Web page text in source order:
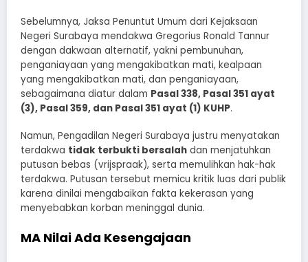
Sebelumnya, Jaksa Penuntut Umum dari Kejaksaan
Negeri Surabaya mendakwa Gregorius Ronald Tannur
dengan dakwaan alternatif, yakni pembunuhan,
penganiayaan yang mengakibatkan mati, kealpaan
yang mengakibatkan mati, dan penganiayaan,
sebagaimana diatur dalam Pasal 338, Pasal 351 ayat
(3), Pasal 359, dan Pasal 351 ayat (1) KUHP.
Namun, Pengadilan Negeri Surabaya justru menyatakan
terdakwa tidak terbukti bersalah dan menjatuhkan
putusan bebas (vrijspraak), serta memulihkan hak-hak
terdakwa. Putusan tersebut memicu kritik luas dari publik
karena dinilai mengabaikan fakta kekerasan yang
menyebabkan korban meninggal dunia.
MA Nilai Ada Kesengajaan